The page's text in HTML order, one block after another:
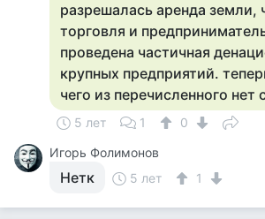
разрешалась аренда земли,
торговля и
проведена частичная
крупных предприятий.
чего из перечисленного нет
5 лет 1
0
Игорь Фолимонов
Нетк 5 лет 1